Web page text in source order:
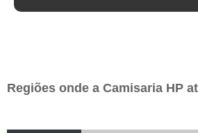
Regiões onde a Camisaria HP